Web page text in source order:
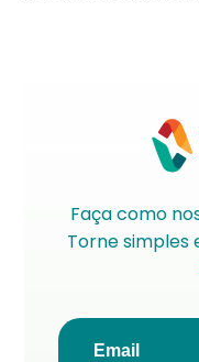
Faça como
Torne simples
Email